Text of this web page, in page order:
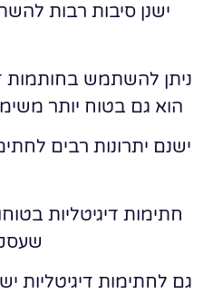
ישנן סיבות רבות
ניתן להשתמש בחותמות
הוא גם בטוח יותר
ישנם יתרונות רבים
חתימות דיגיטליות
גם לחתימות דיגיטליות